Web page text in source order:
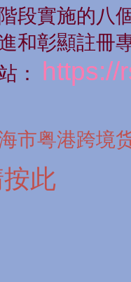
段實施的八
和彰顯註冊
：
https://
市粤港跨境
此